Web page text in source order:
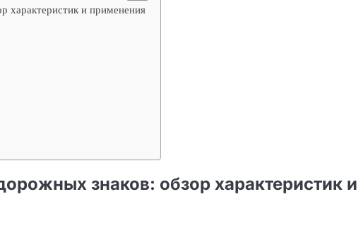
характеристик и применения
знаков: обзор характеристик и